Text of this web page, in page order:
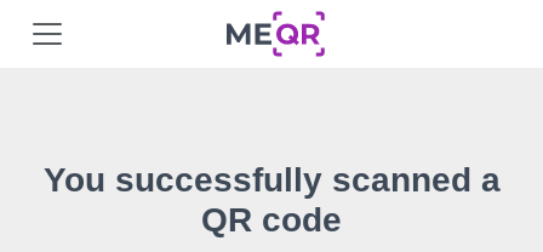
You successfully scanned a
QR code